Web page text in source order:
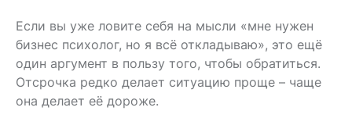
Если вы уже ловите себя на мысли «мне нужен
бизнес психолог, но я всё откладываю», это ещё
один аргумент в пользу того, чтобы обратиться.
Отсрочка редко делает ситуацию проще – чаще
она делает её дороже.